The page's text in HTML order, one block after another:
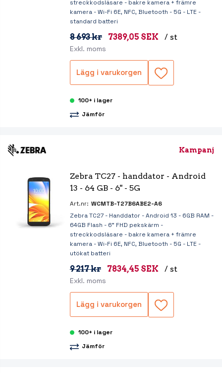
streckkodsläsare - bakre kamera + främre
kamera - Wi-Fi 6E, NFC, Bluetooth - 5G - LTE -
standard batteri
8 693 kr 7389,05 SEK / st
Exkl. moms
Lägg i varukorgen
100+ i lager
Jämför
Kampanj
Zebra TC27 - handdator - Android
13 - 64 GB - 6" - 5G
Art.nr: WCMTB-T27B6ABE2-A6
Zebra TC27 - Handdator - Android 13 - 6GB RAM -
64GB Flash - 6" FHD pekskärm -
streckkodsläsare - bakre kamera + främre
kamera - Wi-Fi 6E, NFC, Bluetooth - 5G - LTE -
utökat batteri
9 217 kr 7834,45 SEK / st
Exkl. moms
Lägg i varukorgen
100+ i lager
Jämför